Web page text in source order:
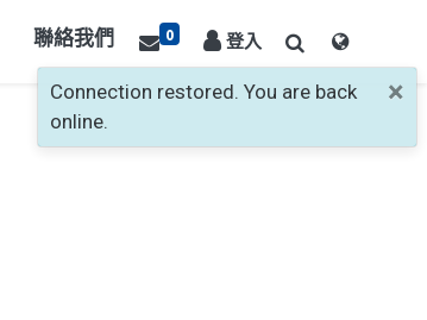
聯絡我們 0 登入
×
Connection restored. You are back
online.